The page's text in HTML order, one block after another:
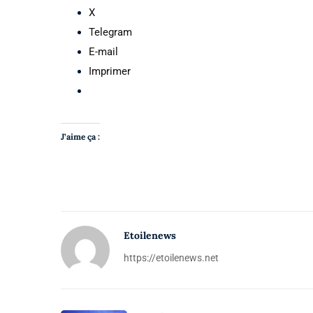
X
Telegram
E-mail
Imprimer
J’aime ça :
Etoilenews
https://etoilenews.net